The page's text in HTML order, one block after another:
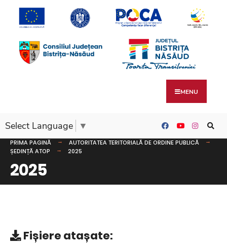
MENU
Select Language ▼
PRIMA PAGINĂ
AUTORITATEA TERITORIALĂ DE ORDINE PUBLICĂ
ȘEDINȚĂ ATOP
2025
2025
Fișiere atașate: